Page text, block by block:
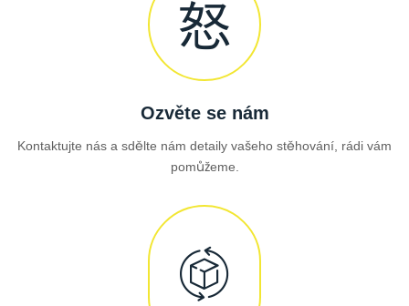
Ozvěte se nám
Kontaktujte nás a sdělte nám detaily vašeho stěhování, rádi vám
pomůžeme.